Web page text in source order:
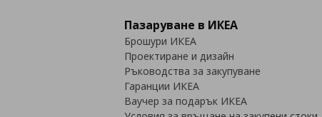
Пазаруване в ИКЕА
Брошури ИКЕА
Проектиране и дизайн
Ръководства за закупуване
Гаранции ИКЕА
Ваучер за подарък ИКЕА